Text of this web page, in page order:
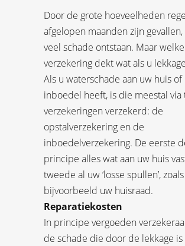
Door de grote hoeveelheden
afgelopen maanden zijn
veel schade ontstaan. Maar welke
verzekering dekt wat als u
Als u waterschade aan uw huis of
inboedel heeft, is die meestal via
verzekeringen verzekerd: de
opstalverzekering en de
inboedelverzekering. De eerste
principe alles wat aan uw huis
tweede al uw ‘losse spullen’, zoals
bijvoorbeeld uw huisraad.
Reparatiekosten
In principe vergoeden
de schade die door de lekkage is